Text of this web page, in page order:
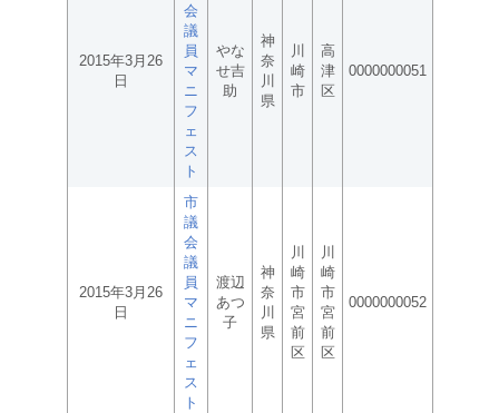
2015年3月26
日
会
議
員
マ
ニ
フ
ェ
ス
ト
やな
せ吉
助
神
奈
川
県
川
崎
市
高
津
区
0000000051
2015年3月26
日
市
議
会
議
員
マ
ニ
フ
ェ
ス
ト
渡辺
あつ
子
神
奈
川
県
川
崎
市
宮
前
区
川
崎
市
宮
前
区
0000000052